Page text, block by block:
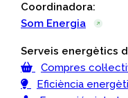
Coordinadora:
Som Energia
Serveis energètics
Compres
Eficiència